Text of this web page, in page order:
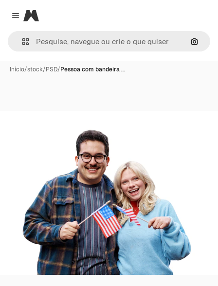
Close menu
Magnific
Início/stock/PSD/Pessoa com bandeira …